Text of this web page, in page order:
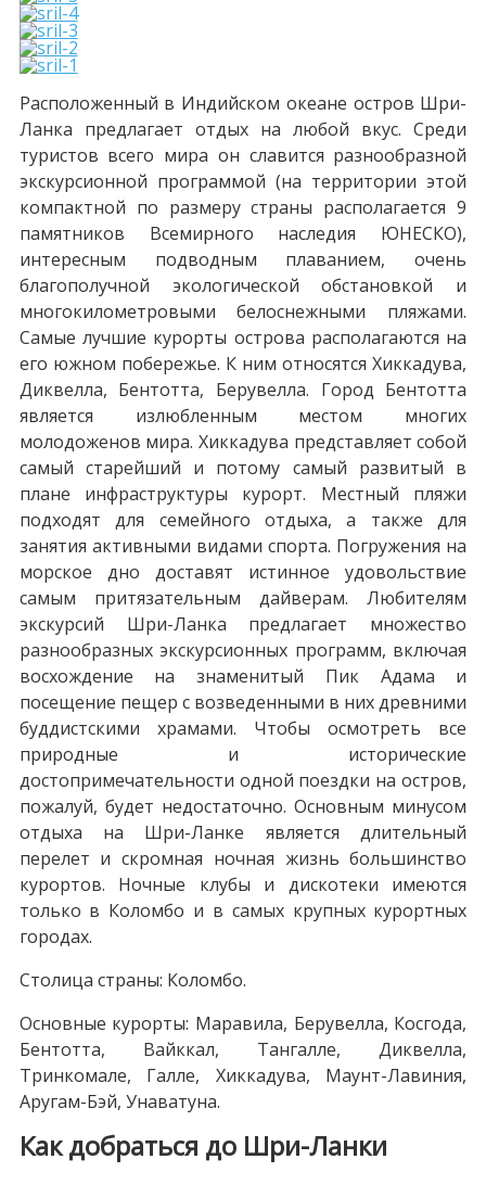
Расположенный в Индийском океане остров Шри-
Ланка предлагает отдых на любой вкус. Среди
туристов всего мира он славится разнообразной
экскурсионной программой (на территории этой
компактной по размеру страны располагается 9
памятников Всемирного наследия ЮНЕСКО),
интересным подводным плаванием, очень
благополучной экологической обстановкой и
многокилометровыми белоснежными пляжами.
Самые лучшие курорты острова располагаются на
его южном побережье. К ним относятся Хиккадува,
Диквелла, Бентотта, Берувелла. Город Бентотта
является излюбленным местом многих
молодоженов мира. Хиккадува представляет собой
самый старейший и потому самый развитый в
плане инфраструктуры курорт. Местный пляжи
подходят для семейного отдыха, а также для
занятия активными видами спорта. Погружения на
морское дно доставят истинное удовольствие
самым притязательным дайверам. Любителям
экскурсий Шри-Ланка предлагает множество
разнообразных экскурсионных программ, включая
восхождение на знаменитый Пик Адама и
посещение пещер с возведенными в них древними
буддистскими храмами. Чтобы осмотреть все
природные и исторические
достопримечательности одной поездки на остров,
пожалуй, будет недостаточно. Основным минусом
отдыха на Шри-Ланке является длительный
перелет и скромная ночная жизнь большинство
курортов. Ночные клубы и дискотеки имеются
только в Коломбо и в самых крупных курортных
городах.
Столица страны: Коломбо.
Основные курорты: Маравила, Берувелла, Косгода,
Бентотта, Вайккал, Тангалле, Диквелла,
Тринкомале, Галле, Хиккадува, Маунт-Лавиния,
Аругам-Бэй, Унаватуна.
Как добраться до Шри-Ланки